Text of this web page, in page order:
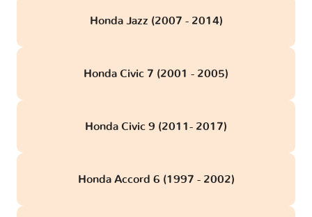
Honda Jazz (2007 - 2014)
Honda Civic 7 (2001 - 2005)
Honda Civic 9 (2011- 2017)
Honda Accord 6 (1997 - 2002)